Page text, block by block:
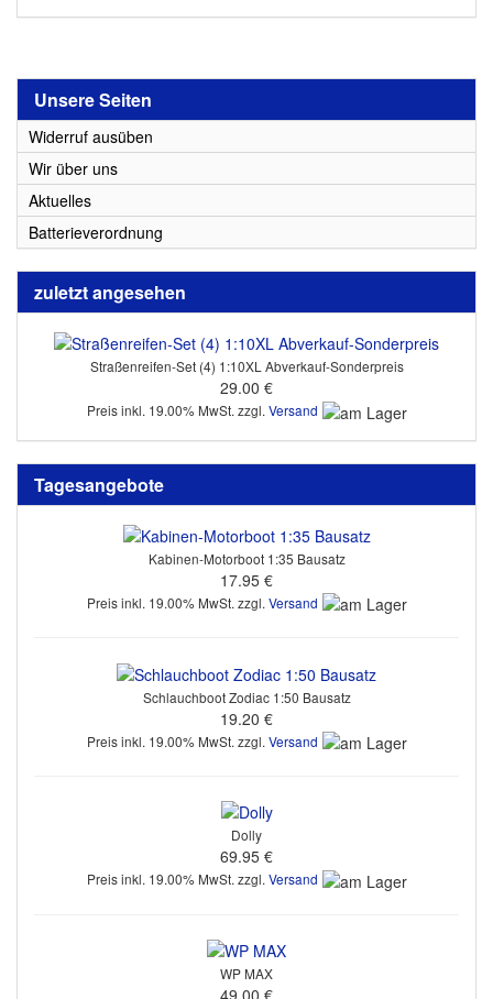
Unsere Seiten
Widerruf ausüben
Wir über uns
Aktuelles
Batterieverordnung
zuletzt angesehen
Straßenreifen-Set (4) 1:10XL Abverkauf-Sonderpreis
29.00 €
Preis inkl. 19.00% MwSt. zzgl.Versand
Tagesangebote
Kabinen-Motorboot 1:35 Bausatz
17.95 €
Preis inkl. 19.00% MwSt. zzgl. Versand
Schlauchboot Zodiac 1:50 Bausatz
19.20 €
Preis inkl. 19.00% MwSt. zzgl. Versand
Dolly
69.95 €
Preis inkl. 19.00% MwSt. zzgl.Versand
WP MAX